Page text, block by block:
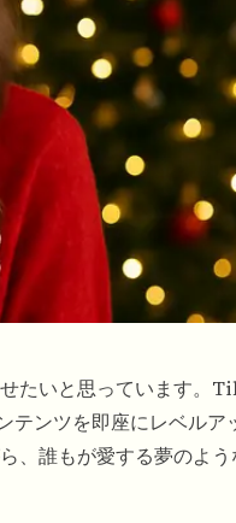
たいと思っています。
ンツを即座にレベルア
、誰もが愛する夢のよう